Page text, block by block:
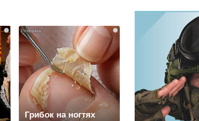
i i
Грибок на ногтях